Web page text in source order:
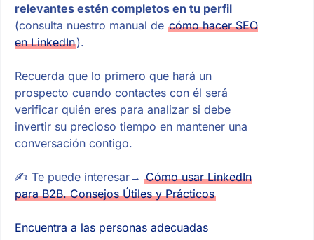
relevantes estén completos en tu perfil
(consulta nuestro manual de cómo hacer SEO
en LinkedIn).
Recuerda que lo primero que hará un
prospecto cuando contactes con él será
verificar quién eres para analizar si debe
invertir su precioso tiempo en mantener una
conversación contigo.
✍ Te puede interesar→ Cómo usar LinkedIn
para B2B. Consejos Útiles y Prácticos
Encuentra a las personas adecuadas